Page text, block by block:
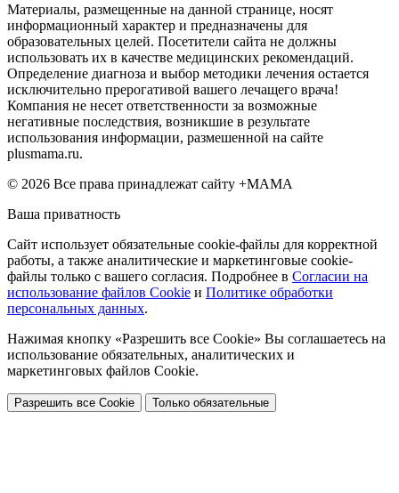
Материалы, размещенные на данной странице, носят
информационный характер и предназначены для
образовательных целей. Посетители сайта не должны
использовать их в качестве медицинских рекомендаций.
Определение диагноза и выбор методики лечения остается
исключительно прерогативой вашего лечащего врача!
Компания не несет ответственности за возможные
негативные последствия, возникшие в результате
использования информации, размешенной на сайте
plusmama.ru.
© 2026 Все права принадлежат сайту +МАМА
Ваша приватность
Сайт использует обязательные cookie-файлы для корректной
работы, а также аналитические и маркетинговые cookie-
файлы только с вашего согласия. Подробнее в Согласии на
использование файлов Cookie и Политике обработки
персональных данных.
Нажимая кнопку «Разрешить все Cookie» Вы соглашаетесь на
использование обязательных, аналитических и
маркетинговых файлов Cookie.
Разрешить все Cookie Только обязательные